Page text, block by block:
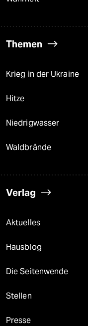
Themen
Krieg in der Ukraine
Hitze
Niedrigwasser
Waldbrände
Verlag
Aktuelles
Hausblog
Die Seitenwende
Stellen
Presse